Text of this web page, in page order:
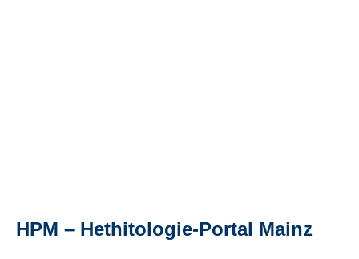
HPM – Hethitologie-Portal Mainz